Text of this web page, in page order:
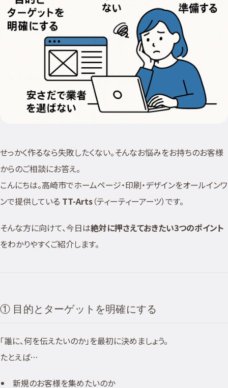
せっかく作るなら失敗したくない。そんなお悩みをお持ちのお客様
からのご相談にお答え。
こんにちは。高崎市でホームページ・印刷・デザインをオールインワ
ンで提供している TT-Arts（ティーティーアーツ）です。
そんな方に向けて、今日は絶対に押さえておきたい3つのポイント
をわかりやすくご紹介します。
① 目的とターゲットを明確にする
「誰に、何を伝えたいのか」を最初に決めましょう。
たとえば…
新規のお客様を集めたいのか